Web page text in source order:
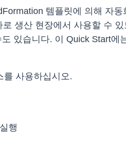
템플릿에 의해 자
생산 현장에서 사용할 수
있습니다. 이 Quick Start에
를 사용하십시오.
행